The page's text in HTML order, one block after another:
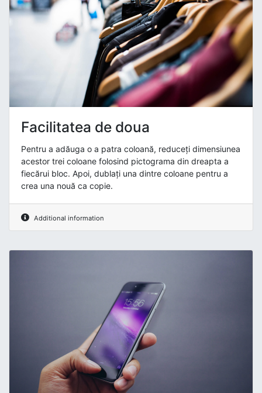
Facilitatea de doua
Pentru a adăuga o a patra coloană, reduceți dimensiunea
acestor trei coloane folosind pictograma din dreapta a
fiecărui bloc. Apoi, dublați una dintre coloane pentru a
crea una nouă ca copie.
Additional information